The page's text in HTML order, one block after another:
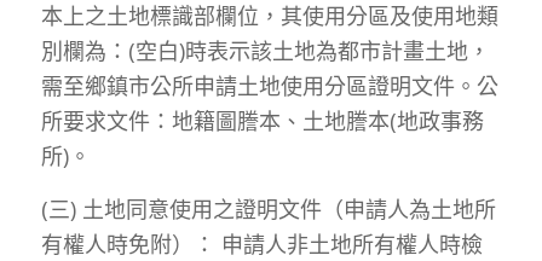
本上之土地標識部欄位，其使用分區及使用地類
別欄為：(空白)時表示該土地為都市計畫土地，
需至鄉鎮市公所申請土地使用分區證明文件。公
所要求文件：地籍圖謄本、土地謄本(地政事務
所)。
(三) 土地同意使用之證明文件（申請人為土地所
有權人時免附）： 申請人非土地所有權人時檢